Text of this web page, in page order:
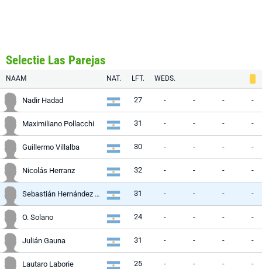
Selectie Las Parejas
NAAM NAT. LFT. WEDS.
Nadir Hadad 27 - - - -
Maximiliano Pollacchi 31 - - - -
Guillermo Villalba 30 - - - -
Nicolás Herranz 32 - - - -
Sebastián Hernández Le Pors 31 - - - -
O. Solano 24 - - - -
Julián Gauna 31 - - - -
Lautaro Laborie 25 - - - -